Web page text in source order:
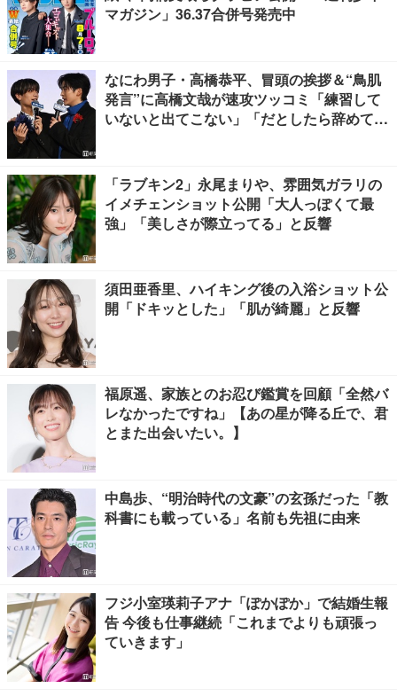
マガジン」36.37合併号発売中
なにわ男子・高橋恭平、冒頭の挨拶＆“鳥肌
発言”に高橋文哉が速攻ツッコミ「練習して
いないと出てこない」「だとしたら辞めてく
「ラブキン2」永尾まりや、雰囲気ガラリの
イメチェンショット公開「大人っぽくて最
強」「美しさが際立ってる」と反響
須田亜香里、ハイキング後の入浴ショット公
開「ドキッとした」「肌が綺麗」と反響
福原遥、家族とのお忍び鑑賞を回顧「全然バ
レなかったですね」【あの星が降る丘で、君
とまた出会いたい。】
中島歩、“明治時代の文豪”の玄孫だった「教
科書にも載っている」名前も先祖に由来
フジ小室瑛莉子アナ「ぽかぽか」で結婚生報
告 今後も仕事継続「これまでよりも頑張っ
ていきます」